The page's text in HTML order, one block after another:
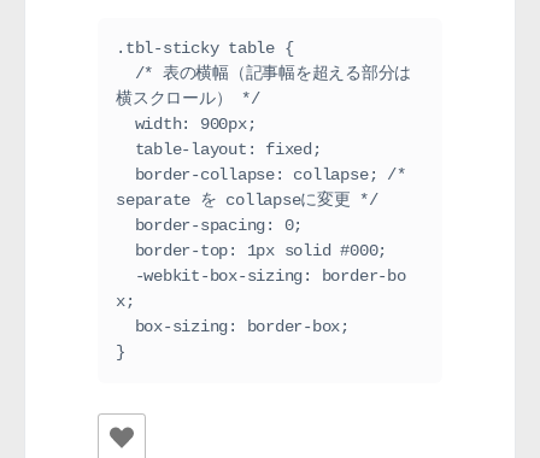
.tbl-sticky table {
横スクロール） */
separate を collapseに変更 */
x;
}